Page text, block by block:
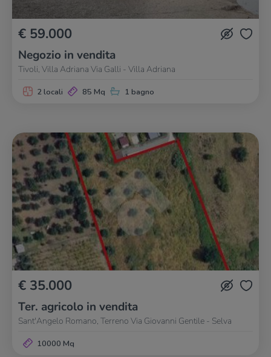
€ 59.000
Negozio in vendita
Tivoli, Villa Adriana Via Galli - Villa Adriana
2 locali 85 Mq 1 bagno
€ 35.000
Ter. agricolo in vendita
Sant'Angelo Romano, Terreno Via Giovanni Gentile - Selva
10000 Mq